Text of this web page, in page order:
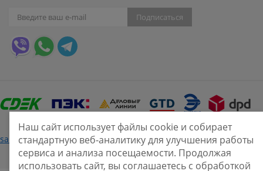
Подписаться
sale@smarine.shop 2026Нашли ошибку?
Наш сайт использует файлы cookie и собирает
стандартную веб-аналитику для улучшения работы
сервиса и анализа посещаемости. Продолжая
использовать сайт, вы соглашаетесь с обработкой